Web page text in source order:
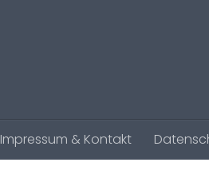
Impressum & Kontakt